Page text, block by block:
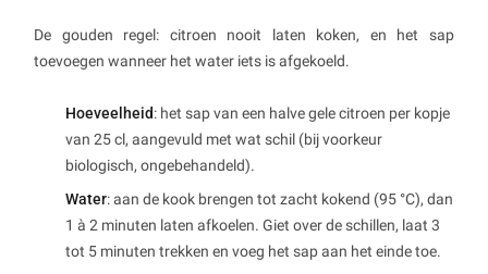
De gouden regel: citroen nooit laten koken, en het sap
toevoegen wanneer het water iets is afgekoeld.
Hoeveelheid: het sap van een halve gele citroen per kopje
van 25 cl, aangevuld met wat schil (bij voorkeur
biologisch, ongebehandeld).
Water: aan de kook brengen tot zacht kokend (95 °C), dan
1 à 2 minuten laten afkoelen. Giet over de schillen, laat 3
tot 5 minuten trekken en voeg het sap aan het einde toe.